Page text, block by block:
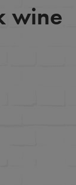
wine